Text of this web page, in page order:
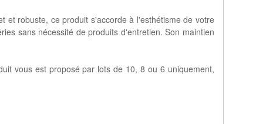
et robuste, ce produit s'accorde à l'esthétisme de votre
sans nécessité de produits d'entretien. Son maintien
vous est proposé par lots de 10, 8 ou 6 uniquement,